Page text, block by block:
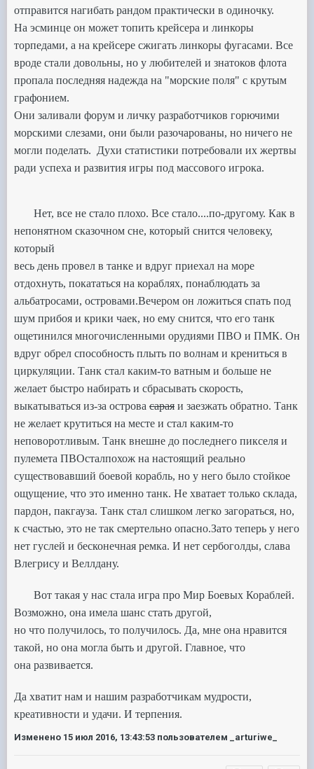
отправится нагибать рандом практически в одиночку.
На эсминце он может топить крейсера и линкоры
торпедами, а на крейсере сжигать линкоры фугасами. Все
вроде стали довольны, но у любителей и знатоков флота
пропала последняя надежда на "морские поля" с крутым
графонием.
Они заливали форум и личку разработчиков горючими
морскими слезами, они были разочарованы, но ничего не
могли поделать. Духи статистики потребовали их жертвы
ради успеха и развития игры под массового игрока.
Нет, все не стало плохо. Все стало....по-другому. Как в
непонятном сказочном сне, который снится человеку,
который
весь день провел в танке и вдруг приехал на море
отдохнуть, покататься на кораблях, понаблюдать за
альбатросами, островами.Вечером он ложиться спать под
шум прибоя и крики чаек, но ему снится, что его танк
ощетинился многочисленными орудиями ПВО и ПМК. Он
вдруг обрел способность плыть по волнам и крениться в
циркуляции. Танк стал каким-то ватным и больше не
желает быстро набирать и сбрасывать скорость,
выкатываться из-за острова сарая и заезжать обратно. Танк
не желает крутиться на месте и стал каким-то
неповоротливым. Танк внешне до последнего пикселя и
пулемета ПВОсталпохож на настоящий реально
существовавший боевой корабль, но у него было стойкое
ощущение, что это именно танк. Не хватает только склада,
пардон, пакгауза. Танк стал слишком легко загораться, но,
к счастью, это не так смертельно опасно.Зато теперь у него
нет гуслей и бесконечная ремка. И нет сербоголды, слава
Влегрису и Веллдану.
Вот такая у нас стала игра про Мир Боевых Кораблей.
Возможно, она имела шанс стать другой,
но что получилось, то получилось. Да, мне она нравится
такой, но она могла быть и другой. Главное, что
она развивается.
Да хватит нам и нашим разработчикам мудрости,
креативности и удачи. И терпения.
Изменено 15 июл 2016, 13:43:53 пользователем _arturiwe_